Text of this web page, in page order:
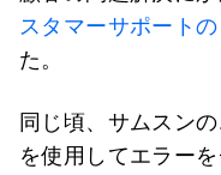
スタマーサポートの
た。
同じ頃、サムスン
を使用してエラー